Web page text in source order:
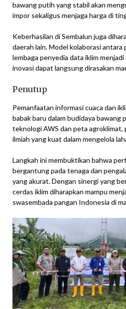
bawang putih yang stabil akan
impor sekaligus menjaga harga di
Keberhasilan di Sembalun juga
daerah lain. Model kolaborasi
lembaga penyedia data iklim
inovasi dapat langsung dirasakan
Penutup
Pemanfaatan informasi cuaca dan
babak baru dalam budidaya bawang
teknologi AWS dan peta agroklimat,
ilmiah yang kuat dalam mengelola
Langkah ini membuktikan bahwa
bergantung pada tenaga dan
yang akurat. Dengan sinergi yang
cerdas iklim diharapkan mampu
swasembada pangan Indonesia di